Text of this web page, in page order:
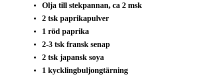
Olja till stekpannan, ca 2 msk
2 tsk paprikapulver
1 röd paprika
2-3 tsk fransk senap
2 tsk japansk soya
1 kycklingbuljongtärning